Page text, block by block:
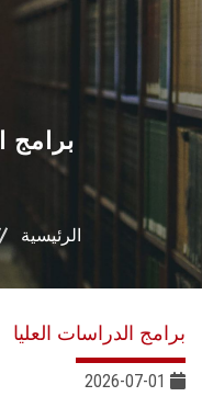
برامج
الرئيسية
برامج الدراسات العليا